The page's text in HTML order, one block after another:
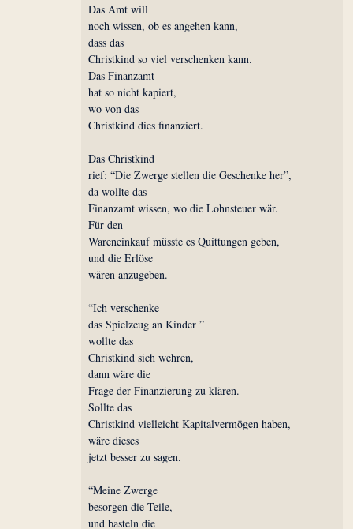
Das Amt will
noch wissen, ob es angehen kann,
dass das
Christkind so viel verschenken kann.
Das Finanzamt
hat so nicht kapiert,
wo von das
Christkind dies finanziert.
Das Christkind
rief: “Die Zwerge stellen die Geschenke her”,
da wollte das
Finanzamt wissen, wo die Lohnsteuer wär.
Für den
Wareneinkauf müsste es Quittungen geben,
und die Erlöse
wären anzugeben.
“Ich verschenke
das Spielzeug an Kinder ”
wollte das
Christkind sich wehren,
dann wäre die
Frage der Finanzierung zu klären.
Sollte das
Christkind vielleicht Kapitalvermögen haben,
wäre dieses
jetzt besser zu sagen.
“Meine Zwerge
besorgen die Teile,
und basteln die